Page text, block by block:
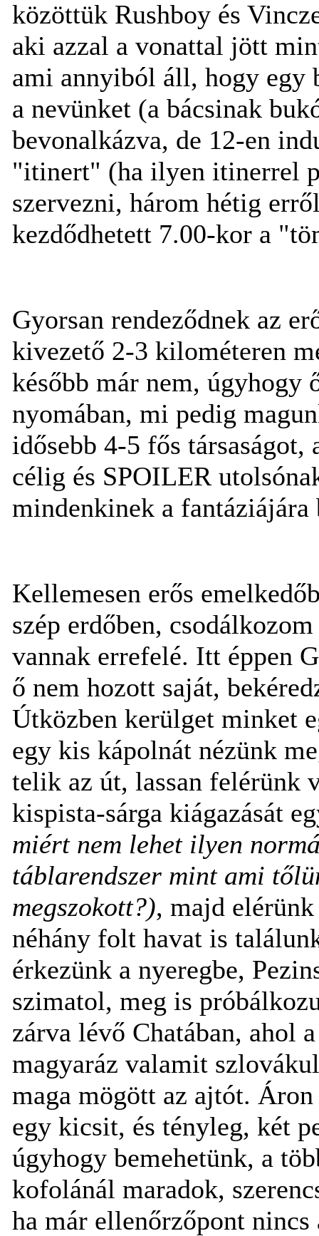
közöttük Rushboy és
aki azzal a vonattal jött
ami annyiból áll, hogy
a nevünket (a bácsinak
bevonalkázva, de 12-en
"itinert" (ha ilyen itinerrel
szervezni, három hétig
kezdődhetett 7.00-kor a
Gyorsan rendeződnek az
kivezető 2-3 kilométeren
később már nem, úgyhogy
nyomában, mi pedig
idősebb 4-5 fős
célig és SPOILER
mindenkinek a
Kellemesen erős
szép erdőben,
vannak errefelé. Itt éppen
ő nem hozott saját,
Útközben kerülget minket
egy kis kápolnát nézünk
telik az út, lassan felérünk
kispista-sárga kiágazását
miért nem lehet ilyen
táblarendszer mint ami
megszokott?), majd
néhány folt havat is
érkezünk a nyeregbe,
szimatol, meg is
zárva lévő Chatában, ahol
magyaráz valamit
maga mögött az ajtót.
egy kicsit, és tényleg, két
úgyhogy bemehetünk, a
kofolánál maradok,
ha már ellenőrzőpont